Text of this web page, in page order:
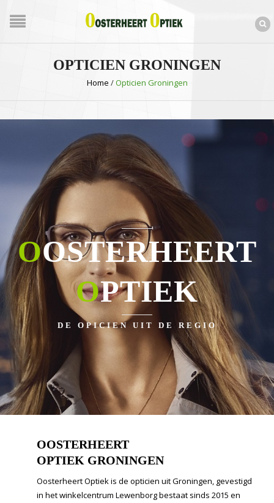
OPTICIEN GRONINGEN
Home /Opticien Groningen
OOSTERHEERT
OPTIEK
DE OPICIEN UIT DE REGIO
OOSTERHEERT
OPTIEK GRONINGEN
Oosterheert Optiek is de opticien uit Groningen, gevestigd
in het winkelcentrum Lewenborg bestaat sinds 2015 en